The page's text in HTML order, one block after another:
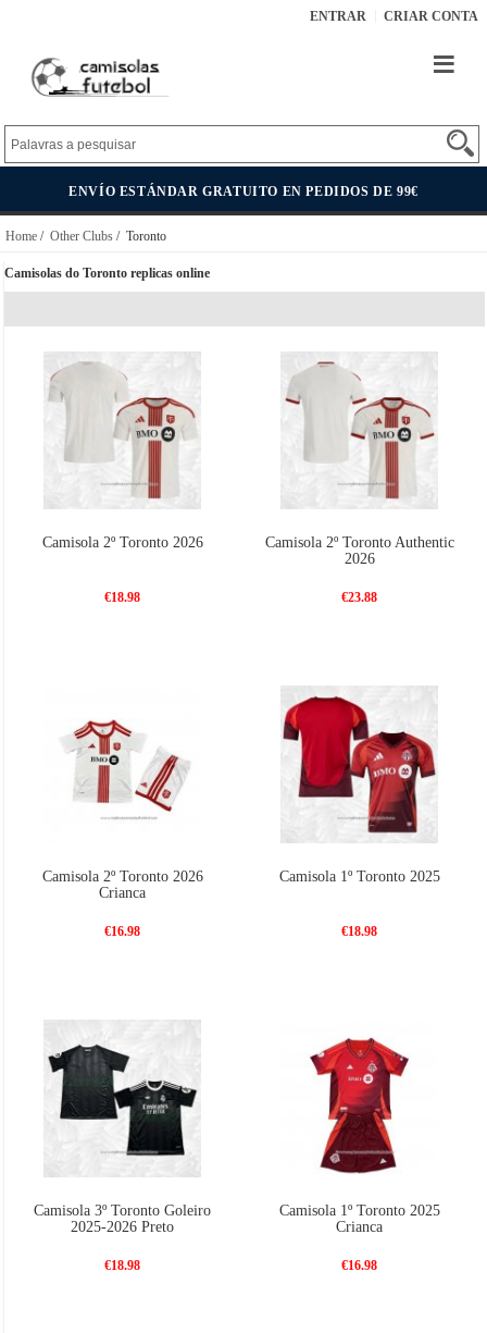
ENTRAR CRIAR CONTA
ENVÍO ESTÁNDAR GRATUITO EN PEDIDOS DE 99€
Home / Other Clubs / Toronto
Camisolas do Toronto replicas online
Camisola 2º Toronto 2026
€18.98
Camisola 2º Toronto Authentic
2026
€23.88
Camisola 2º Toronto 2026
Crianca
€16.98
Camisola 1º Toronto 2025
€18.98
Camisola 3º Toronto Goleiro
2025-2026 Preto
€18.98
Camisola 1º Toronto 2025
Crianca
€16.98